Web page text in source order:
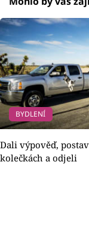
BYDLENÍ
Dali výpověď,
kolečkách a odjeli